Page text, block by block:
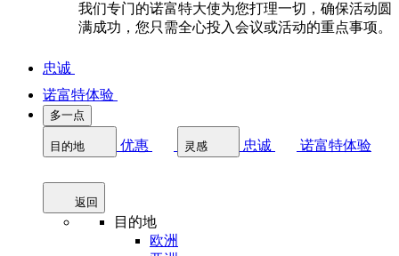
我们专门的诺富特大使为您打理一切，确保活动圆
满成功，您只需全心投入会议或活动的重点事项。
忠诚
诺富特体验
多一点
目的地 优惠 灵感 忠诚 诺富特体验
返回
目的地
欧洲